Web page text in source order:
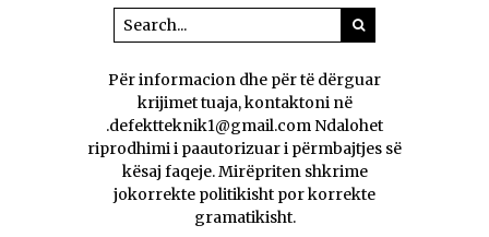
Për informacion dhe për të dërguar
krijimet tuaja, kontaktoni në
.defektteknik1@gmail.com Ndalohet
riprodhimi i paautorizuar i përmbajtjes së
kësaj faqeje. Mirëpriten shkrime
jokorrekte politikisht por korrekte
gramatikisht.